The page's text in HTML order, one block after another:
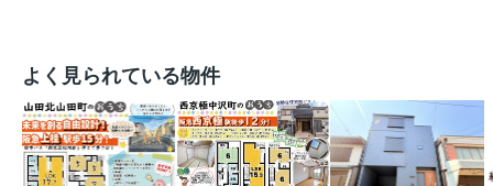
よく見られている物件